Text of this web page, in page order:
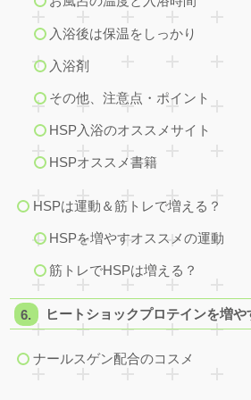
入浴後は保温をしっかり
入浴剤
その他、注意点・ポイント
HSP入浴のオススメサイト
HSPオススメ書籍
HSPは運動＆筋トレで増える？
HSPを増やすオススメの運動
筋トレでHSPは増える？
ヒートショックプロテインを増や
ナールスゲン配合のコスメ